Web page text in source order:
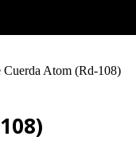
Cuerda Atom (Rd-108)